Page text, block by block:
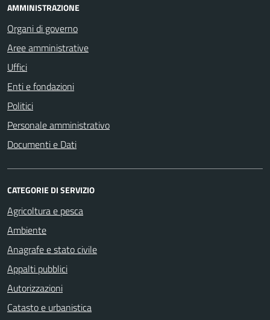
AMMINISTRAZIONE
Organi di governo
Aree amministrative
Uffici
Enti e fondazioni
Politici
Personale amministrativo
Documenti e Dati
CATEGORIE DI SERVIZIO
Agricoltura e pesca
Ambiente
Anagrafe e stato civile
Appalti pubblici
Autorizzazioni
Catasto e urbanistica